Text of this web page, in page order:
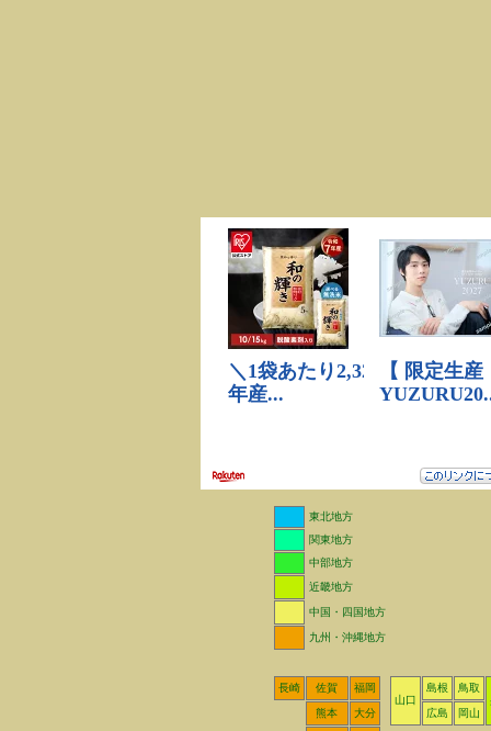
東北地方
関東地方
中部地方
近畿地方
中国・四国地方
九州・沖縄地方
長崎 佐賀
福岡
山口
島根
鳥取
熊本
大分 広島 岡山